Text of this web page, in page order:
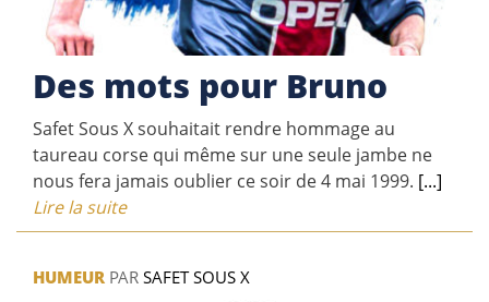
Des mots pour Bruno
Safet Sous X souhaitait rendre hommage au
taureau corse qui même sur une seule jambe ne
nous fera jamais oublier ce soir de 4 mai 1999. [...]
Lire la suite
HUMEUR PAR SAFET SOUS X